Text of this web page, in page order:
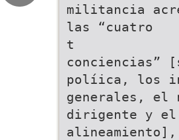
militancia
las “cuatro
t
conciencias”
políica, los
generales, el
dirigente y el
alineamiento],